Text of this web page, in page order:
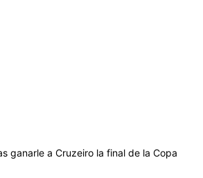
ganarle a Cruzeiro la final de la Copa